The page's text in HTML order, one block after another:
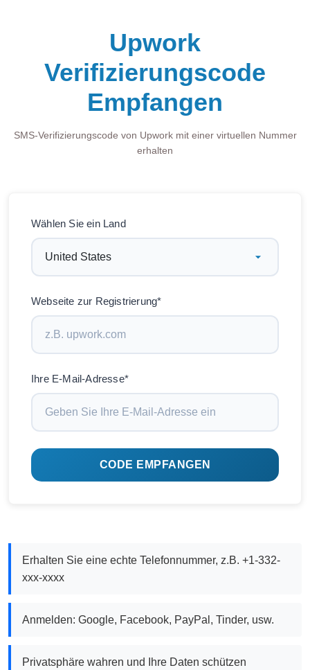
Upwork
Verifizierungscode
Empfangen
SMS-Verifizierungscode von Upwork mit einer virtuellen Nummer
erhalten
Wählen Sie ein Land
Webseite zur Registrierung*
Ihre E-Mail-Adresse*
CODE EMPFANGEN
Erhalten Sie eine echte Telefonnummer, z.B. +1-332-
xxx-xxxx
Anmelden: Google, Facebook, PayPal, Tinder, usw.
Privatsphäre wahren und Ihre Daten schützen